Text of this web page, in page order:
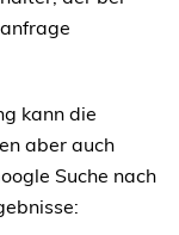
kann die
aber auch
Suche nach